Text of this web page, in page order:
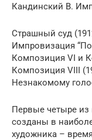
Кандинский В.
Страшный суд
Импровизация
Композиция VI и
Композиция VIII
Незнакомому
Первые четыре из
созданы в
художника –